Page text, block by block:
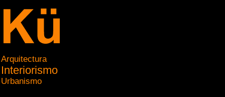
Arquitectura
Interiorismo
Urbanismo